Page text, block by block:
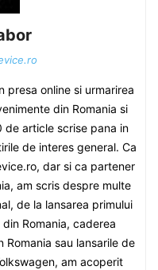
presa online si urmarirea
din Romania si
article scrise pana in
de interes general. Ca
dar si ca partener
am scris despre multe
de la lansarea primului
Romania, caderea
Romania sau lansarile de
am acoperit